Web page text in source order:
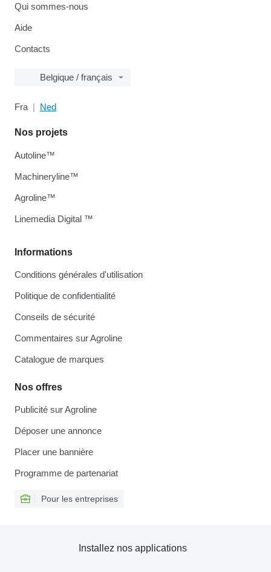
Qui sommes-nous
Aide
Contacts
Belgique / français
Fra Ned
Informations
Conditions générales d'utilisation
Politique de confidentialité
Conseils de sécurité
Commentaires sur Agroline
Catalogue de marques
Nos offres
Publicité sur Agroline
Déposer une annonce
Placer une bannière
Programme de partenariat
Pour les entreprises
Nos projets
Autoline™
Machineryline™
Agroline™
Linemedia Digital ™
Installez nos applications